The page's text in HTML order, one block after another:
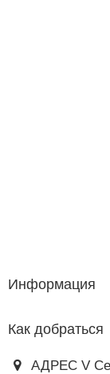
Информация
Как добраться
АДРЕС V